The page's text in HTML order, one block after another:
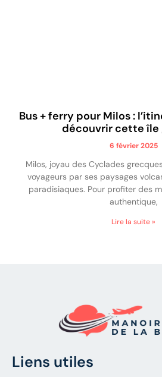
Bus + ferry pour Milos :
découvrir cette île
6 février 2025
Milos, joyau des Cyclades
voyageurs par ses paysages
paradisiaques. Pour profiter des
authentique,
Lire la suite »
Liens utiles